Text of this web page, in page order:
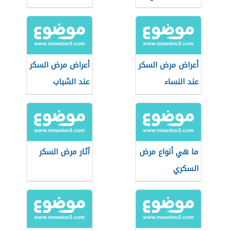
الطبيعي
أعراض مرض السكر
عند النساء
أعراض مرض السكر
عند الشباب
ما هي أنواع مرض
السكري
آثار مرض السكر